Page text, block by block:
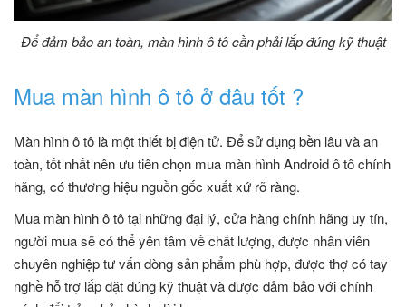
Để đảm bảo an toàn, màn hình ô tô cần phải lắp đúng kỹ thuật
Mua màn hình ô tô ở đâu tốt ?
Màn hình ô tô là một thiết bị điện tử. Để sử dụng bền lâu và an
toàn, tốt nhất nên ưu tiên chọn mua màn hình Android ô tô chính
hãng, có thương hiệu nguồn gốc xuất xứ rõ ràng.
Mua màn hình ô tô tại những đại lý, cửa hàng chính hãng uy tín,
người mua sẽ có thể yên tâm về chất lượng, được nhân viên
chuyên nghiệp tư vấn dòng sản phẩm phù hợp, được thợ có tay
nghề hỗ trợ lắp đặt đúng kỹ thuật và được đảm bảo với chính